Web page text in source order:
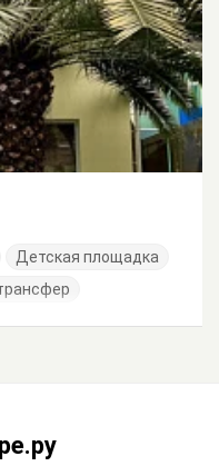
Детская площадка